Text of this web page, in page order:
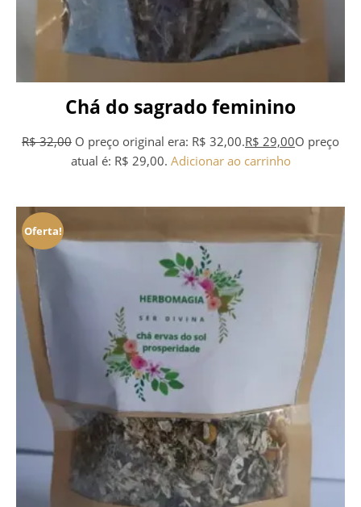
Chá do sagrado feminino
R$32,00 O preço original era: R$ 32,00.R$ 29,00O preço
atual é: R$ 29,00. Adicionar ao carrinho
Oferta!